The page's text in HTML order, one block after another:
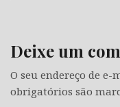
Deixe um
O seu endereço de
obrigatórios são